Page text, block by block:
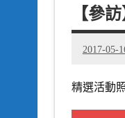
【參
2017-05-
精選活動